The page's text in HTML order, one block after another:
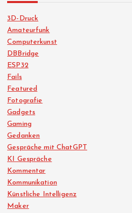
3D-Druck
Amateurfunk
Computerkunst
DBBridge
ESP32
Fails
Featured
Fotografie
Gadgets
Gaming
Gedanken
Gespräche mit ChatGPT
KI Gespräche
Kommentar
Kommunikation
Künstliche Intelligenz
Maker